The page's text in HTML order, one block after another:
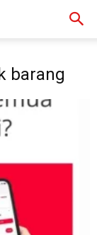
barang